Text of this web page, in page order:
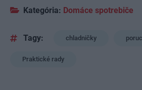
Kategória: Domáce spotrebiče
Tagy: chladničky
Praktické rady